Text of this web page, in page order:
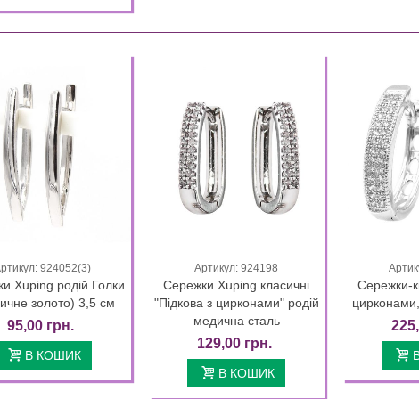
грн.
16 Days 00 : 58 : 13 16 Days 00 : 58 : 13
грн.
(Медичне...
грн.
Quick view
924052(3)
Xuping родій Голки
золото) 3,5 см
95,00 грн.
В КОШИК
Quick view
Артикул: 924198
Сережки Xuping класичні
"Підкова з цирконами" родій
медична сталь
129,00 грн.
В КОШИК
Сережки-